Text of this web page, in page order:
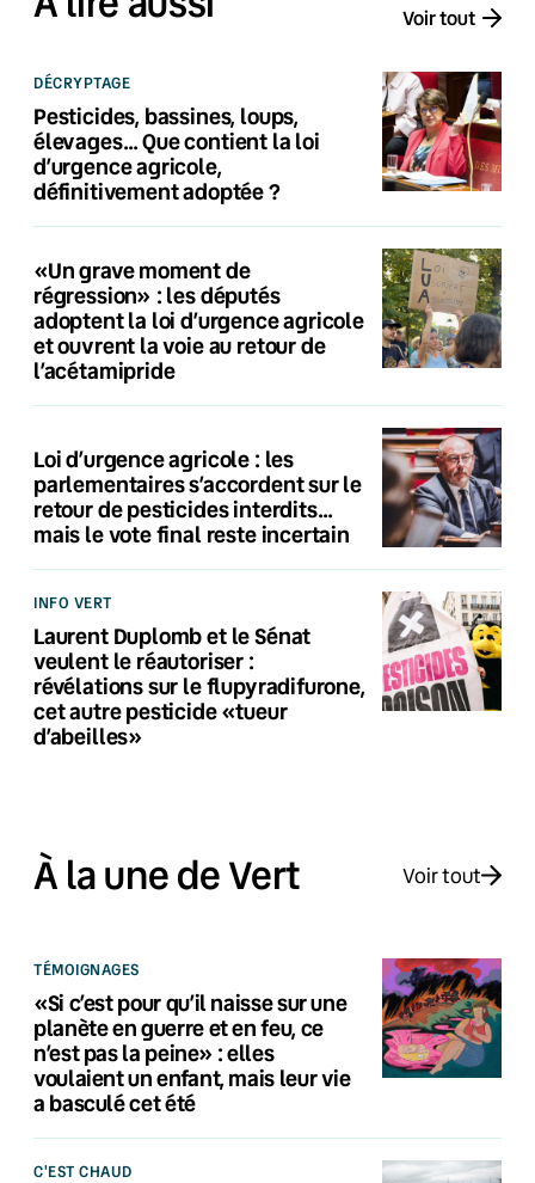
Voir tout
DÉCRYPTAGE
Pesticides, bassines, loups,
élevages… Que contient la loi
d’urgence agricole,
définitivement adoptée ?
«Un grave moment de
régression» : les députés
adoptent la loi d’urgence agricole
et ouvrent la voie au retour de
l’acétamipride
Loi d’urgence agricole : les
parlementaires s’accordent sur le
retour de pesticides interdits…
mais le vote final reste incertain
INFO VERT
Laurent Duplomb et le Sénat
veulent le réautoriser :
révélations sur le flupyradifurone,
cet autre pesticide «tueur
d’abeilles»
À la une de Vert Voir tout
TÉMOIGNAGES
«Si c’est pour qu’il naisse sur une
planète en guerre et en feu, ce
n’est pas la peine» : elles
voulaient un enfant, mais leur vie
a basculé cet été
C'EST CHAUD